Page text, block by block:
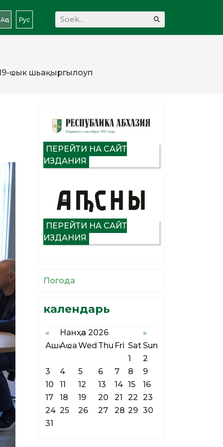
Аԥс Рус Soektog...
ҩык шьақәыргылоуп
ПЕРЕЙТИ НА САЙТ
ИЗДАНИЯ
ПЕРЕЙТИ НА САЙТ
ИЗДАНИЯ
Погода
календарь
« Нанҳәа 2026
»
АшәАҩаWed Thu Fri Sat Sun
1
2
3
4 5 6 7 8
9
10
11 12 13 14 15
16
17
18 19 20 21 22 23
24 25 26 27 28 29 30
31